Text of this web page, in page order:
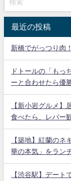
最近の投稿
新橋でがっつり肉
ドトールの「もっ
ーと合わせたら優
【新小岩グルメ】
食べたら、レバー
【築地】紅蘭のネ
華の本気」をラン
【渋谷駅】デート